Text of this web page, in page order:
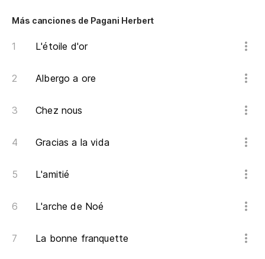
Más canciones de Pagani Herbert
L'étoile d'or
Albergo a ore
Chez nous
Gracias a la vida
L'amitié
L'arche de Noé
La bonne franquette